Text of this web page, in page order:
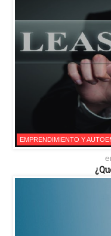
EMPRENDIMIENTO Y